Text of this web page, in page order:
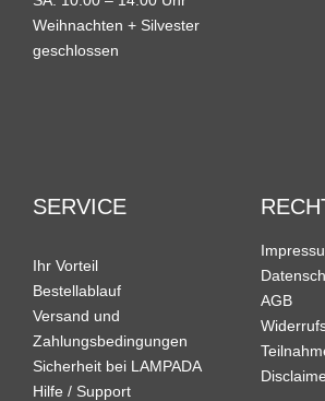
Weihnachten + Silvester
geschlossen
SERVICE
Ihr Vorteil
Bestellablauf
Versand und
Zahlungsbedingungen
Sicherheit bei LAMPADA
Hilfe / Support
AGB